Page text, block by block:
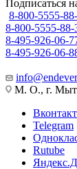
Подписаться
8-800-5555-
8-800-5555-88-
8-495-926-06-
8-495-926-06-
М. О., г.
Telegram
Rutube